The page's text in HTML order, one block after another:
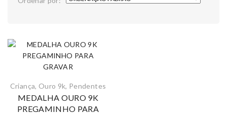
Criança, Ouro 9k, Pendentes
MEDALHA OURO 9K
PREGAMINHO PARA